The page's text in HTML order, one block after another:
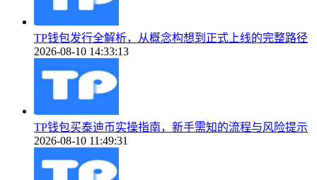
TP钱包发行全解析，从概念构想到正式上线的完整路径
2026-08-10 14:33:13
TP钱包买泰迪币实操指南，新手需知的流程与风险提示
2026-08-10 11:49:31